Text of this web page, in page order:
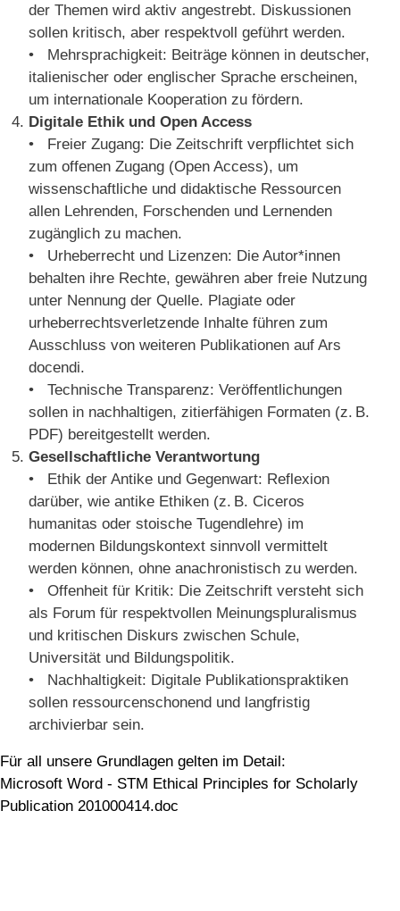
der Themen wird aktiv angestrebt. Diskussionen
sollen kritisch, aber respektvoll geführt werden.
• Mehrsprachigkeit: Beiträge können in deutscher,
italienischer oder englischer Sprache erscheinen,
um internationale Kooperation zu fördern.
Digitale Ethik und Open Access
• Freier Zugang: Die Zeitschrift verpflichtet sich
zum offenen Zugang (Open Access), um
wissenschaftliche und didaktische Ressourcen
allen Lehrenden, Forschenden und Lernenden
zugänglich zu machen.
• Urheberrecht und Lizenzen: Die Autor*innen
behalten ihre Rechte, gewähren aber freie Nutzung
unter Nennung der Quelle. Plagiate oder
urheberrechtsverletzende Inhalte führen zum
Ausschluss von weiteren Publikationen auf Ars
docendi.
• Technische Transparenz: Veröffentlichungen
sollen in nachhaltigen, zitierfähigen Formaten (z. B.
PDF) bereitgestellt werden.
Gesellschaftliche Verantwortung
• Ethik der Antike und Gegenwart: Reflexion
darüber, wie antike Ethiken (z. B. Ciceros
humanitas oder stoische Tugendlehre) im
modernen Bildungskontext sinnvoll vermittelt
werden können, ohne anachronistisch zu werden.
• Offenheit für Kritik: Die Zeitschrift versteht sich
als Forum für respektvollen Meinungspluralismus
und kritischen Diskurs zwischen Schule,
Universität und Bildungspolitik.
• Nachhaltigkeit: Digitale Publikationspraktiken
sollen ressourcenschonend und langfristig
archivierbar sein.
Für all unsere Grundlagen gelten im Detail:
Microsoft Word - STM Ethical Principles for Scholarly
Publication 201000414.doc